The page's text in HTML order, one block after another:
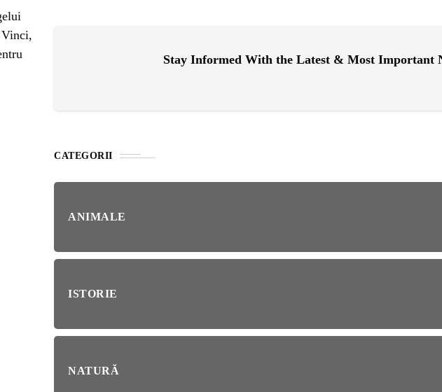
Vinci,
Stay Informed With the Latest & Most Important
CATEGORII
ANIMALE
ISTORIE
NATURĂ
NATURĂ 1 year ago
Mit sau Realitate?
Seriale turcesti:Top 5 cele mai
Espressor paduri Senseo
blocat?Afla cum îl poti
Ai simțit vreodată deja-vu?